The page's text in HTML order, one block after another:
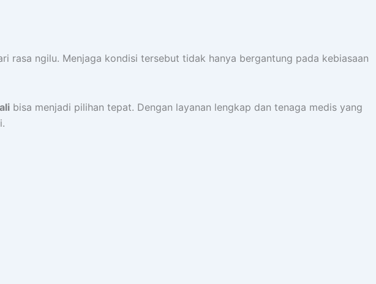
rasa ngilu. Menjaga kondisi tersebut tidak hanya bergantung pada kebiasaan
bisa menjadi pilihan tepat. Dengan layanan lengkap dan tenaga medis yang